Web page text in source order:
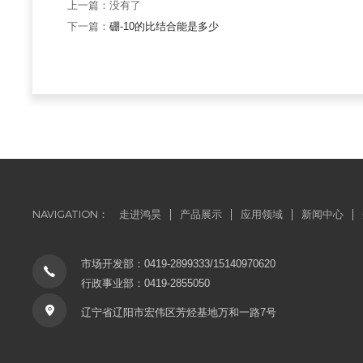
上一篇：没有了
下一篇：硼-10的比结合能是多少
NAVIGATION： 走进鸿昊 产品展示 应用领域 新闻中心
市场开发部：0419-2899333/15140970620
行政事业部：0419-2855050
辽宁省辽阳市宏伟区芳烃基地万和一路7号